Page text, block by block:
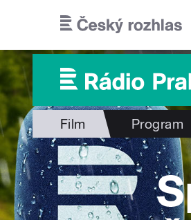
Film Program